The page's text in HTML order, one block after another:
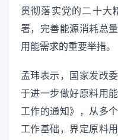
贯彻落实党的二十大
署，完善能源消耗总
用能需求的重要举措。
孟玮表示，国家发改
于进一步做好原料用
工作的通知》，从多
工作基础，界定原料